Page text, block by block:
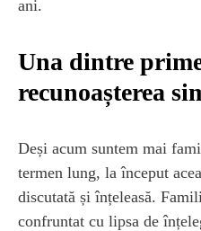
ani.
Una dintre
recunoașterea
Deși acum suntem mai
termen lung, la început
discutată și înțeleasă.
confruntat cu lipsa de